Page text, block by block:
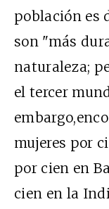
población es
son "más
naturaleza;
el tercer
mujeres por
por cien en
cien en la